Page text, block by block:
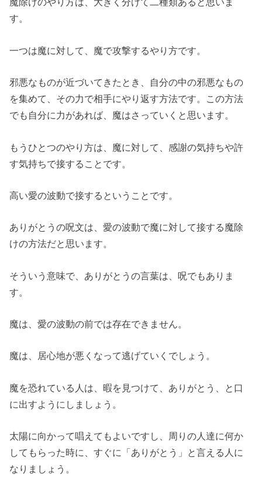
す。
一つは魔に対して、魔で攻撃するやり方です。
邪悪なものが近づいてきたとき、自分の中の邪悪なもの
を集めて、その力で相手にやり返す方法です。この方法
でも自分に力があれば、魔はさっていくと思います。
もうひとつのやり方は、魔に対して、感謝の気持ちや許
す気持ちで接することです。
高い愛の波動で接するということです。
ありがとうの呪文は、愛の波動で魔に対して接する魔除
けの方法だと思います。
そういう意味で、ありがとうの言葉は、呪でもありま
す。
魔は、愛の波動の前では存在できません。
魔は、居心地が悪くなって逃げていくでしょう。
魔を恐れている人は、暇を見つけて、ありがとう、と口
に出すようにしましょう。
太陽に向かって唱えてもよいですし、周りの人達に何か
してもらった時に、すぐに「ありがとう」と言える人に
なりましょう。